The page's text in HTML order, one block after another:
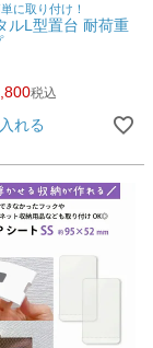
に取り付け！
ルL型置台 耐荷重
税込
れる